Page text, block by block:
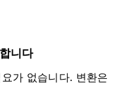
니다
가 없습니다. 변환은